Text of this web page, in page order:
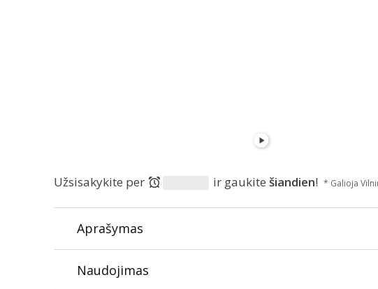
Užsisakykite per ir gaukite šiandien! * Galioja
Aprašymas
Tinka diabetikams:
Naudojimas